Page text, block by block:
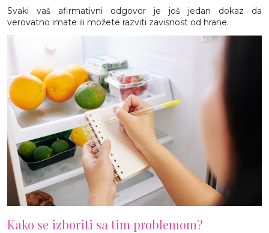
Svaki vaš afirmativni odgovor je još jedan dokaz da
verovatno imate ili možete razviti zavisnost od hrane.
Kako se izboriti sa tim problemom?